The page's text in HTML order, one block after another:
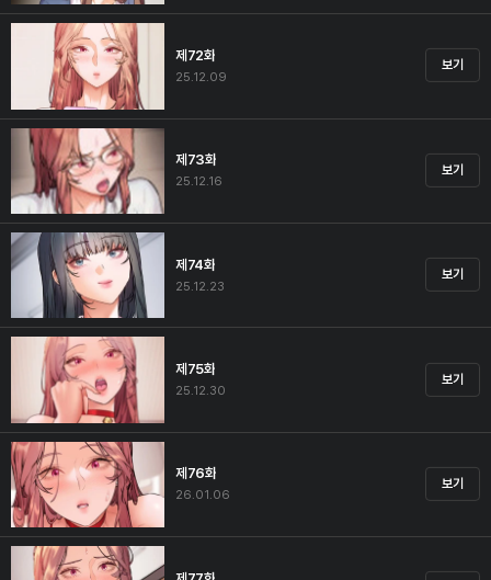
제72화
25.12.09
보기
제73화
25.12.16
보기
제74화
25.12.23
보기
제75화
25.12.30
보기
제76화
26.01.06
보기